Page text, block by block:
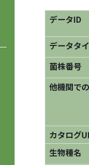
データID
データタ
菌株番号
他機関で
カタログ
生物種名